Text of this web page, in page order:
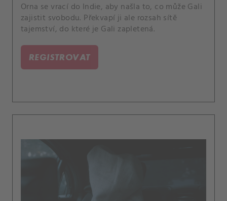
Orna se vrací do Indie, aby našla to, co může Gali
zajistit svobodu. Překvapí ji ale rozsah sítě
tajemství, do které je Gali zapletená.
REGISTROVAT